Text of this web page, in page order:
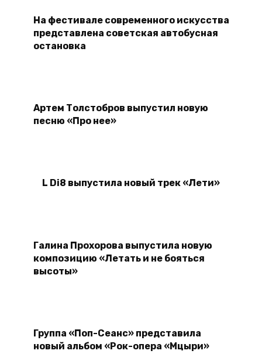
На фестивале современного искусства
представлена советская автобусная
остановка
Артем Толстобров выпустил новую
песню «Про нее»
L Di8 выпустила новый трек «Лети»
Галина Прохорова выпустила новую
композицию «Летать и не бояться
высоты»
Группа «Поп-Сеанс» представила
новый альбом «Рок-опера «Мцыри»